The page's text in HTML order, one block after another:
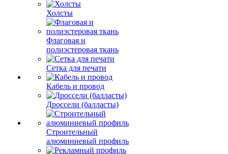
Холсты
Флаговая и
полиэстеровая ткань
Сетка для печати
Кабель и провод
Дроссели (балласты)
Строительный
алюминиевый профиль